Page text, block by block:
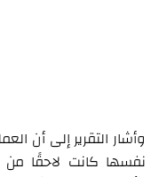
وأشار التقرير إلى أن
نفسها كانت لاحقًا من